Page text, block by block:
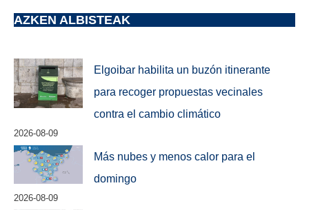
AZKEN ALBISTEAK
Elgoibar habilita un buzón itinerante
para recoger propuestas vecinales
contra el cambio climático
2026-08-09
Más nubes y menos calor para el
domingo
2026-08-09